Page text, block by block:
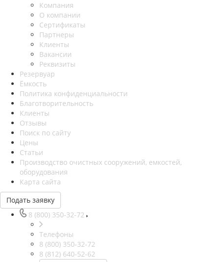
Компания
О компании
Сертификаты
Партнеры
Клиенты
Вакансии
Реквизиты
Резервуар
Ёмкость
Политика конфиденциальности
Благотворительность
Клиенты
Отзывы
Поиск по сайту
Цены
Статьи
Производство очистных сооружений, емкостей,
оборудования
Карта сайта
Подать заявку
8 (800) 350-32-72
Телефоны
8 (800) 350-32-72
8 (812) 640-52-62